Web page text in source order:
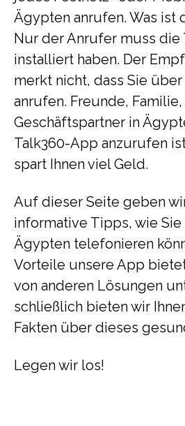
Ägypten anrufen. Was ist
Nur der Anrufer muss die
installiert haben. Der
merkt nicht, dass Sie
anrufen. Freunde,
Geschäftspartner in
Talk360-App anzurufen
spart Ihnen viel Geld.
Auf dieser Seite geben
informative Tipps, wie Sie
Ägypten telefonieren
Vorteile unsere App
von anderen Lösungen
schließlich bieten wir
Fakten über dieses
Legen wir los!